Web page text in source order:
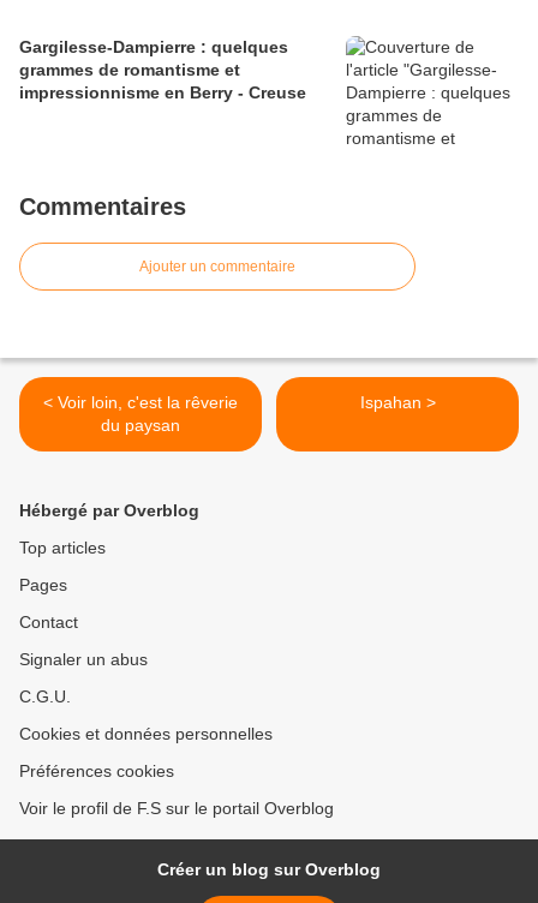
Gargilesse-Dampierre : quelques
grammes de romantisme et
impressionnisme en Berry - Creuse
Commentaires
Ajouter un commentaire
< Voir loin, c'est la rêverie
du paysan
Ispahan >
Hébergé par Overblog
Top articles
Pages
Contact
Signaler un abus
C.G.U.
Cookies et données personnelles
Préférences cookies
Voir le profil de F.S sur le portail Overblog
Créer un blog sur Overblog